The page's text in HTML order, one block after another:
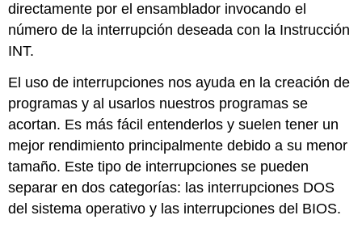
directamente por el ensamblador invocando el
número de la interrupción deseada con la Instrucción
INT.
El uso de interrupciones nos ayuda en la creación de
programas y al usarlos nuestros programas se
acortan. Es más fácil entenderlos y suelen tener un
mejor rendimiento principalmente debido a su menor
tamaño. Este tipo de interrupciones se pueden
separar en dos categorías: las interrupciones DOS
del sistema operativo y las interrupciones del BIOS.